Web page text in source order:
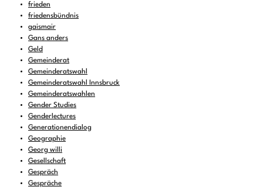
frieden
friedensbündnis
gaismair
Gans anders
Geld
Gemeinderat
Gemeinderatswahl
Gemeinderatswahl Innsbruck
Gemeinderatswahlen
Gender Studies
Genderlectures
Generationendialog
Geographie
Georg willi
Gesellschaft
Gespräch
Gespräche